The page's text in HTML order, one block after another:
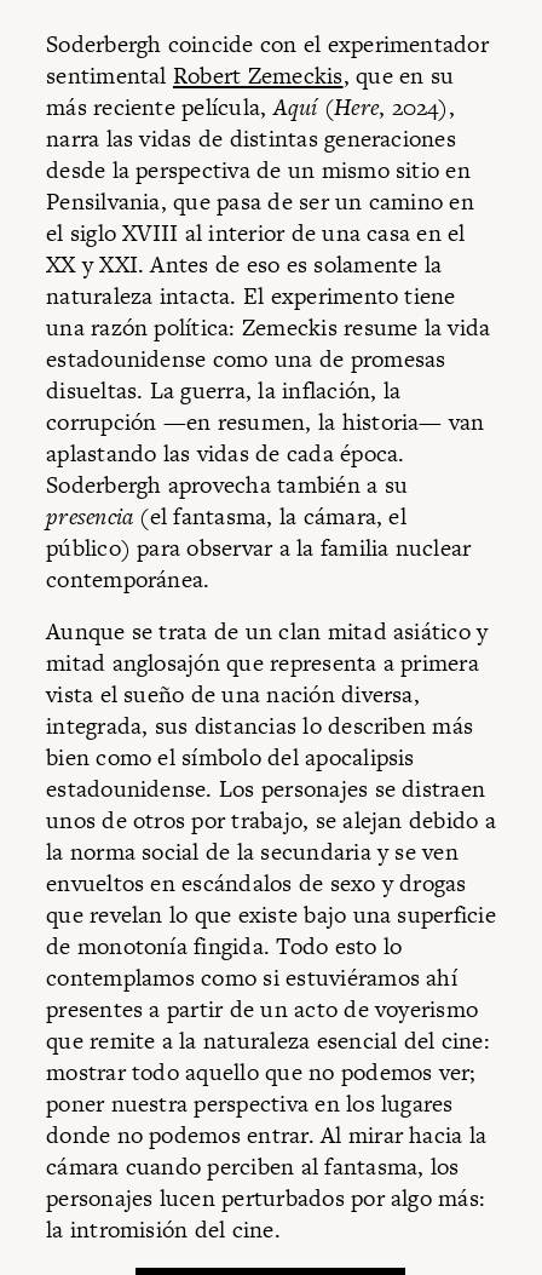
Soderbergh coincide con el experimentador
sentimental Robert Zemeckis, que en su
más reciente película,Aquí(Here, 2024),
narra las vidas de distintas generaciones
desde la perspectiva de un mismo sitio en
Pensilvania, que pasa de ser un camino en
el siglo XVIII al interior de una casa en el
XX y XXI. Antes de eso es solamente la
naturaleza intacta. El experimento tiene
una razón política: Zemeckis resume la vida
estadounidense como una de promesas
disueltas. La guerra, la inflación, la
corrupción —en resumen, la historia— van
aplastando las vidas de cada época.
Soderbergh aprovecha también a su
presencia (el fantasma, la cámara, el
público) para observar a la familia nuclear
contemporánea.
Aunque se trata de un clan mitad asiático y
mitad anglosajón que representa a primera
vista el sueño de una nación diversa,
integrada, sus distancias lo describen más
bien como el símbolo del apocalipsis
estadounidense. Los personajes se distraen
unos de otros por trabajo, se alejan debido a
la norma social de la secundaria y se ven
envueltos en escándalos de sexo y drogas
que revelan lo que existe bajo una superficie
de monotonía fingida. Todo esto lo
contemplamos como si estuviéramos ahí
presentes a partir de un acto de voyerismo
que remite a la naturaleza esencial del cine:
mostrar todo aquello que no podemos ver;
poner nuestra perspectiva en los lugares
donde no podemos entrar. Al mirar hacia la
cámara cuando perciben al fantasma, los
personajes lucen perturbados por algo más:
la intromisión del cine.